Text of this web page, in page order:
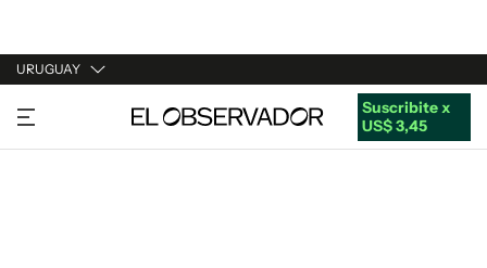
URUGUAY
URUGUAY
ARGENTINA
Suscribite x
US$ 3,45